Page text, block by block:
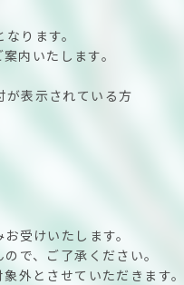
ります。
内いたします。
表示されている方
受けいたします。
で、ご了承ください。
外とさせていただきます。